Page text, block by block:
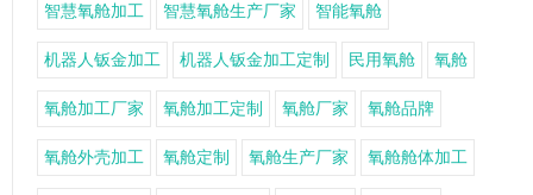
智慧氧舱加工 智慧氧舱生产厂家 智能氧舱
机器人钣金加工 机器人钣金加工定制 民用氧舱 氧舱
氧舱加工厂家 氧舱加工定制 氧舱厂家 氧舱品牌
氧舱外壳加工 氧舱定制 氧舱生产厂家 氧舱舱体加工